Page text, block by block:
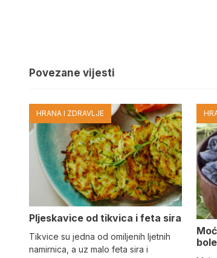
Povezane vijesti
HRANA I ZDRAVLJE
Pljeskavice od tikvica i feta sira
Tikvice su jedna od omiljenih ljetnih
namirnica, a uz malo feta sira i